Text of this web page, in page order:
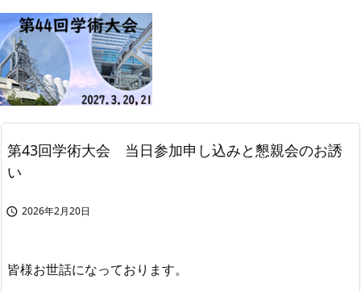
第43回学術大会 当日参加申し込みと懇親会のお誘
い
 2026年2月20日
皆様お世話になっております。